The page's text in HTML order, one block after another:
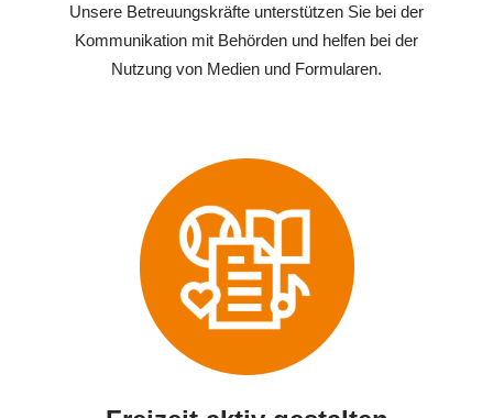
Unsere Betreuungskräfte unterstützen Sie bei der
Kommunikation mit Behörden und helfen bei der
Nutzung von Medien und Formularen.